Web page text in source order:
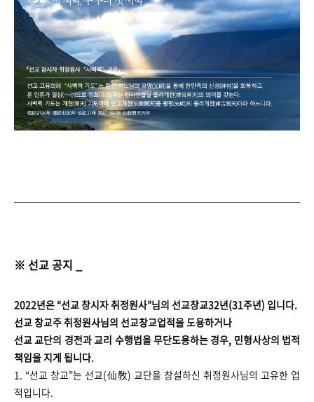
※ 선교 공지 _
2022년은 “선교 창시자 취정원사”님의 선교창교32년(31주년) 입니다.
선교 창교주 취정원사님의 선교창교업적을 도용하거나
선교 교단의 경전과 교리 수행법을 무단도용하는 경우, 민형사상의 법적
책임을 지게 됩니다.
1. “선교 창교”는 선교(仙敎) 교단을 창설하신 취정원사님의 고유한 업
적입니다.